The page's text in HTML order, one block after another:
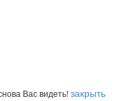
Вас видеть!закрыть